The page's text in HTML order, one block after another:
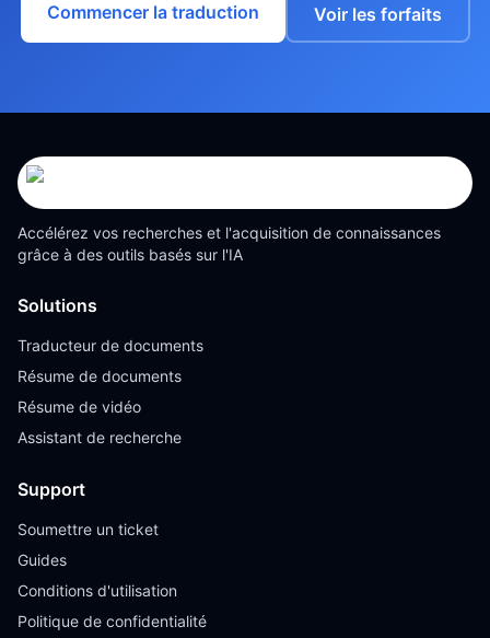
Commencer la traduction Voir les forfaits
Accélérez vos recherches et l'acquisition de connaissances
grâce à des outils basés sur l'IA
Solutions
Traducteur de documents
Résume de documents
Résume de vidéo
Assistant de recherche
Support
Soumettre un ticket
Guides
Conditions d'utilisation
Politique de confidentialité